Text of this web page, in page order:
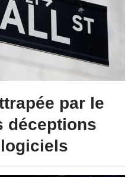
par le
déceptions